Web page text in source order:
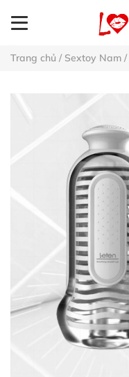
Trang chủ / Sextoy Nam /